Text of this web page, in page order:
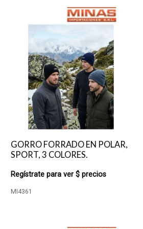
GORRO FORRADO EN POLAR,
SPORT, 3 COLORES.
Regístrate para ver $ precios
MI4361